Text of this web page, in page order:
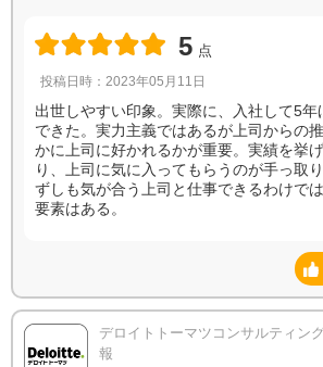
5 点
投稿日時：2023年05月11日
出世しやすい印象。実際に、入社して5年
できた。実力主義ではあるが上司からの
かに上司に好かれるかが重要。実績を挙
り、上司に気に入ってもらうのが手っ取
ずしも気が合う上司と仕事できるわけで
要素はある。
デロイトトーマツコンサルティン
報